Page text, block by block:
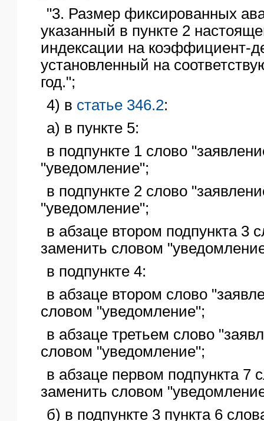
"3. Размер фиксированных
указанный в пункте 2
индексации на коэффициент-
установленный на
год.";
4) в статье 346.2:
а) в пункте 5:
в подпункте 1 слово
"уведомление";
в подпункте 2 слово
"уведомление";
в абзаце втором подпункта 3
заменить словом
в подпункте 4:
в абзаце втором слово
словом "уведомление";
в абзаце третьем слово
словом "уведомление";
в абзаце первом подпункта 7
заменить словом
б) в подпункте 3 пункта 6